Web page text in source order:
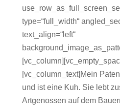
type=“full_width“
text_align=“left“
[vc_column_text]Mein
und ist eine Kuh. Sie lebt
Artgenossen auf dem